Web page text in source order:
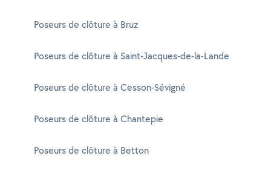
Poseurs de clôture à Bruz
Poseurs de clôture à Saint-Jacques-de-la-Lande
Poseurs de clôture à Cesson-Sévigné
Poseurs de clôture à Chantepie
Poseurs de clôture à Betton